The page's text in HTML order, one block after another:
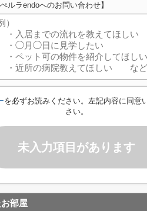
ぺルラendoへのお問い合わせ】
を必ずお読みください。左記内容に同意
さい。
未入力項目があります
部屋